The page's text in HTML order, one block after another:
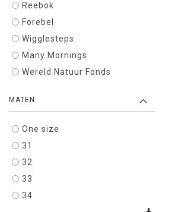
Reebok
Forebel
Wigglesteps
Many Mornings
Wereld Natuur Fonds
MATEN
One size
31
32
33
34